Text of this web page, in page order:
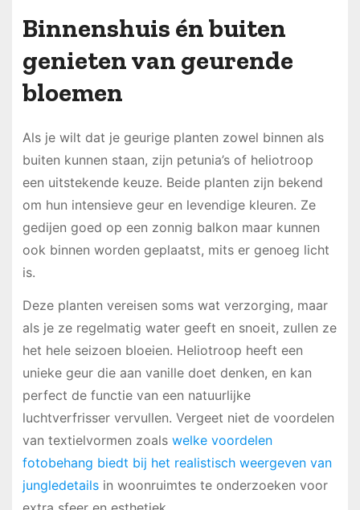
Binnenshuis én buiten
genieten van geurende
bloemen
Als je wilt dat je geurige planten zowel binnen als
buiten kunnen staan, zijn petunia’s of heliotroop
een uitstekende keuze. Beide planten zijn bekend
om hun intensieve geur en levendige kleuren. Ze
gedijen goed op een zonnig balkon maar kunnen
ook binnen worden geplaatst, mits er genoeg licht
is.
Deze planten vereisen soms wat verzorging, maar
als je ze regelmatig water geeft en snoeit, zullen ze
het hele seizoen bloeien. Heliotroop heeft een
unieke geur die aan vanille doet denken, en kan
perfect de functie van een natuurlijke
luchtverfrisser vervullen. Vergeet niet de voordelen
van textielvormen zoals welke voordelen
fotobehang biedt bij het realistisch weergeven van
jungledetailsin woonruimtes te onderzoeken voor